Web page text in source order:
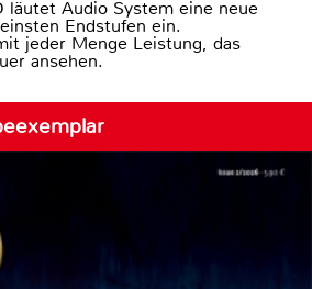
Audio System eine neue
Endstufen ein.
jeder Menge Leistung, das
ansehen.